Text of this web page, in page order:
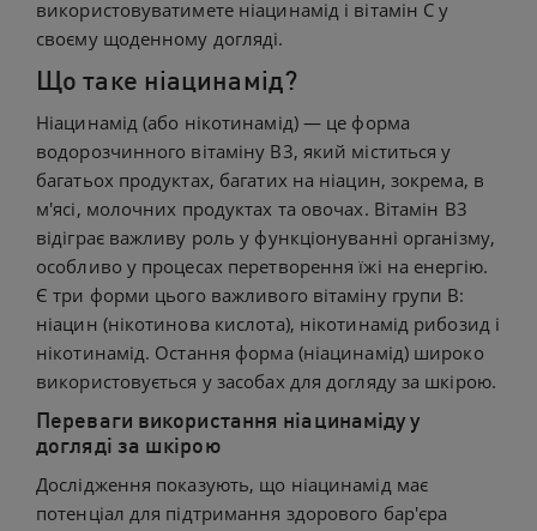
використовуватимете ніацинамід і вітамін С у
своєму щоденному догляді.
Що таке ніацинамід?
Ніацинамід (або нікотинамід) — це форма
водорозчинного вітаміну B3, який міститься у
багатьох продуктах, багатих на ніацин, зокрема, в
м'ясі, молочних продуктах та овочах. Вітамін B3
відіграє важливу роль у функціонуванні організму,
особливо у процесах перетворення їжі на енергію.
Є три форми цього важливого вітаміну групи В:
ніацин (нікотинова кислота), нікотинамід рибозид і
нікотинамід. Остання форма (ніацинамід) широко
використовується у засобах для догляду за шкірою.
Переваги використання ніацинаміду у
догляді за шкірою
Дослідження показують, що ніацинамід має
потенціал для підтримання здорового бар'єра